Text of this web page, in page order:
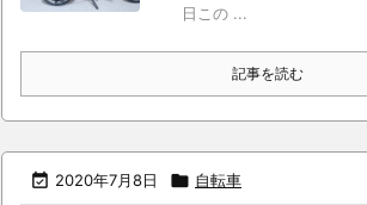
日この ...
記事を読む
 2020年7月8日  自転車